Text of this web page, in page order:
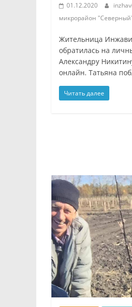
01.12.2020
микрорайон
Жительница
обратилась на
Александру
онлайн. Татьяна
Читать далее